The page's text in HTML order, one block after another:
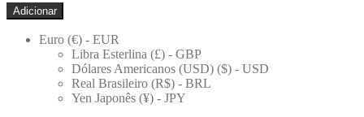
Quantidade
de
Japanese
Adicionar
Euro (€) - EUR
Libra Esterlina (£) - GBP
Dólares Americanos (USD) ($) - USD
Real Brasileiro (R$) - BRL
Yen Japonês (¥) - JPY